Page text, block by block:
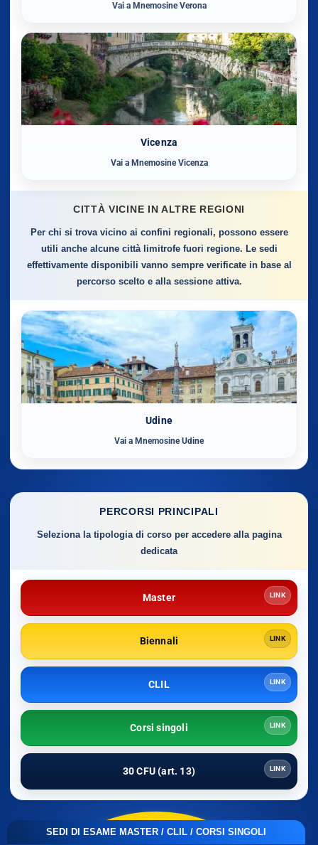
Vai a Mnemosine Verona
Vicenza
Vai a Mnemosine Vicenza
CITTÀ VICINE IN ALTRE REGIONI
Per chi si trova vicino ai confini regionali, possono essere
utili anche alcune città limitrofe fuori regione. Le sedi
effettivamente disponibili vanno sempre verificate in base al
percorso scelto e alla sessione attiva.
Udine
Vai a Mnemosine Udine
PERCORSI PRINCIPALI
Seleziona la tipologia di corso per accedere alla pagina
dedicata
Master LINK
Biennali LINK
CLIL LINK
Corsi singoli LINK
30 CFU (art. 13) LINK
SEDI DI ESAME MASTER / CLIL / CORSI SINGOLI